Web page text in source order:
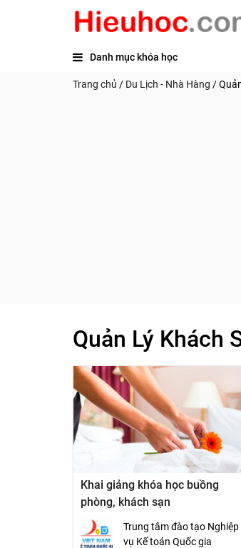
Danh mục khóa học
Trang chủ / Du Lịch - Nhà Hàng /
Quản Lý Khách
Khai giảng khóa học buồng
phòng, khách sạn
Trung tâm đào tạo Nghiệp
vụ Kế toán Quốc gia